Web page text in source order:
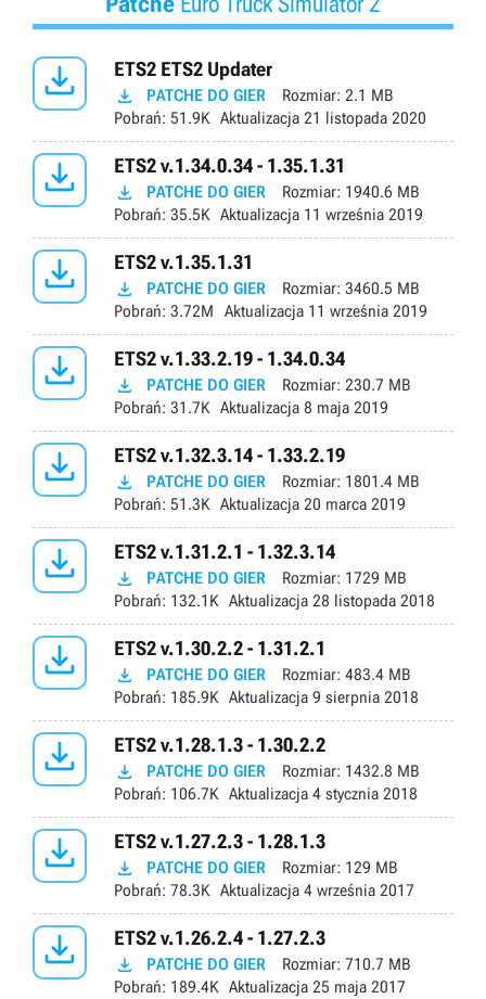
 ETS2 ETS2 Updater
 PATCHE DO GIER Rozmiar: 2.1 MB
Pobrań: 51.9K Aktualizacja 21 listopada 2020
 ETS2 v.1.34.0.34 - 1.35.1.31
 PATCHE DO GIER Rozmiar: 1940.6 MB
Pobrań: 35.5K Aktualizacja 11 września 2019
 ETS2 v.1.35.1.31
 PATCHE DO GIER Rozmiar: 3460.5 MB
Pobrań: 3.72M Aktualizacja 11 września 2019
 ETS2 v.1.33.2.19 - 1.34.0.34
 PATCHE DO GIER Rozmiar: 230.7 MB
Pobrań: 31.7K Aktualizacja 8 maja 2019
 ETS2 v.1.32.3.14 - 1.33.2.19
 PATCHE DO GIER Rozmiar: 1801.4 MB
Pobrań: 51.3K Aktualizacja 20 marca 2019
 ETS2 v.1.31.2.1 - 1.32.3.14
 PATCHE DO GIER Rozmiar: 1729 MB
Pobrań: 132.1K Aktualizacja 28 listopada 2018
 ETS2 v.1.30.2.2 - 1.31.2.1
 PATCHE DO GIER Rozmiar: 483.4 MB
Pobrań: 185.9K Aktualizacja 9 sierpnia 2018
 ETS2 v.1.28.1.3 - 1.30.2.2
 PATCHE DO GIER Rozmiar: 1432.8 MB
Pobrań: 106.7K Aktualizacja 4 stycznia 2018
 ETS2 v.1.27.2.3 - 1.28.1.3
 PATCHE DO GIER Rozmiar: 129 MB
Pobrań: 78.3K Aktualizacja 4 września 2017
 ETS2 v.1.26.2.4 - 1.27.2.3
 PATCHE DO GIER Rozmiar: 710.7 MB
Pobrań: 189.4K Aktualizacja 25 maja 2017